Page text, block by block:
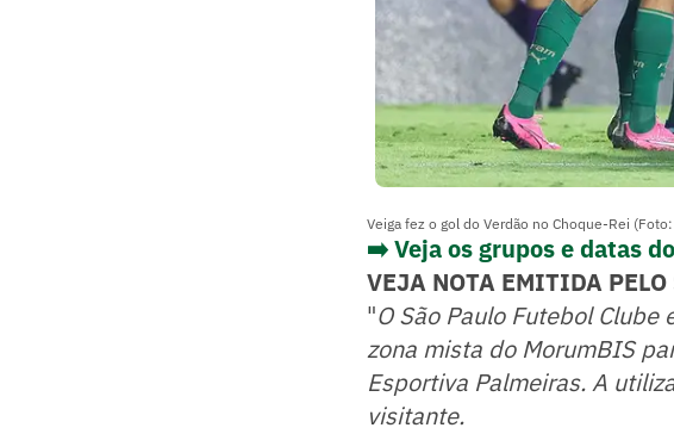
Veiga fez o gol do Verdão no Choque-Rei
➡️ Veja os grupos e datas
VEJA NOTA EMITIDA PELO
"O São Paulo Futebol
zona mista do MorumBIS
Esportiva Palmeiras. A
visitante.